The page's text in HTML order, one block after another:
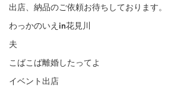
出店、納品のご依頼お待ちしております。
わっかのいえin花見川
夫
こばこば離婚したってよ
イベント出店